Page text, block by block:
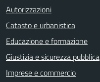
Autorizzazioni
Catasto e urbanistica
Educazione e formazione
Giustizia e sicurezza pubblica
Imprese e commercio